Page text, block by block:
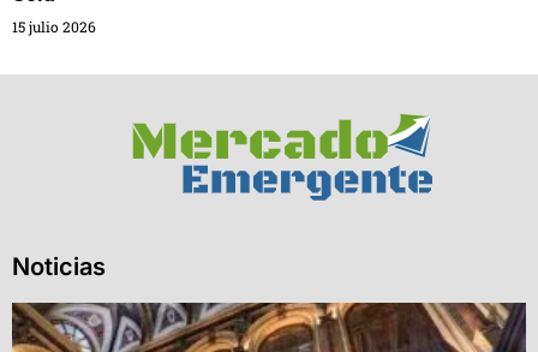
15 julio 2026
Noticias